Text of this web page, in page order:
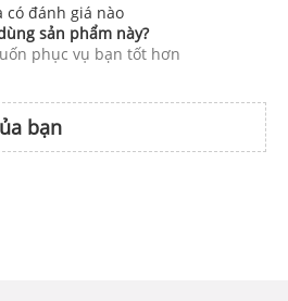
có đánh giá nào
sản phẩm này?
phục vụ bạn tốt hơn
bạn